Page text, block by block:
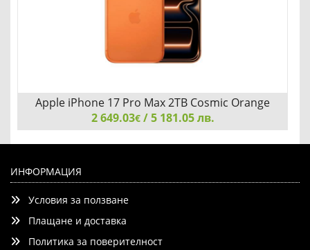
Apple iPhone 17 Pro Max 2TB Cosmic Orange
2 649.03€/ 5 181.05 лв.
ИНФОРМАЦИЯ
Условия за ползване
Плащане и доставка
Политика за поверителност